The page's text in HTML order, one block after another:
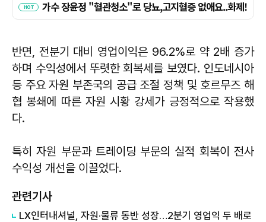
반면, 전분기 대비 영업이익은 96.2%로 약 2배 증가
하며 수익성에서 뚜렷한 회복세를 보였다. 인도네시아
등 주요 자원 부존국의 공급 조절 정책 및 호르무즈 해
협 봉쇄에 따른 자원 시황 강세가 긍정적으로 작용했
다.
특히 자원 부문과 트레이딩 부문의 실적 회복이 전사
수익성 개선을 이끌었다.
관련기사
LX인터내셔널, 자원·물류 동반 성장…2분기 영업익 두 배로